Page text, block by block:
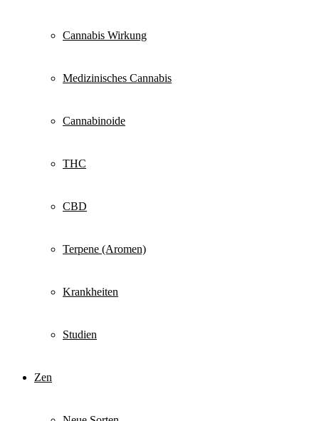
Cannabis Wirkung
Medizinisches Cannabis
Cannabinoide
THC
CBD
Terpene (Aromen)
Krankheiten
Studien
Zen